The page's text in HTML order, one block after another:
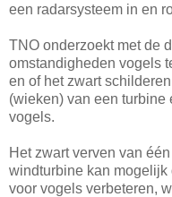
een radarsysteem in en
TNO onderzoekt met de
omstandigheden vogels
en of het zwart
(wieken) van een turbine
vogels.
Het zwart verven van
windturbine kan
voor vogels verbeteren,